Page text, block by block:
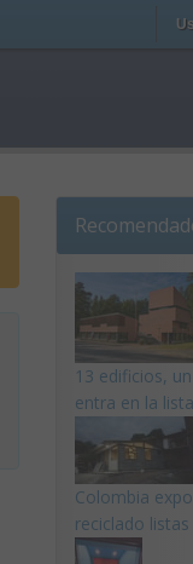
13 edificios,
entra en la
Colombia
reciclado